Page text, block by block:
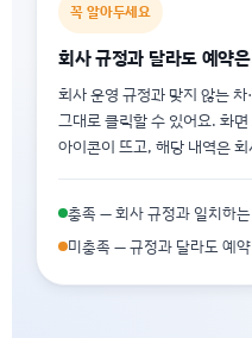
꼭 알아두세요
회사 규정과 달라도 예약
회사 운영 규정과 맞지 않는
그대로 클릭할 수 있어요. 화
아이콘이 뜨고, 해당 내역은
충족 — 회사 규정과 일치하
미충족 — 규정과 달라도 예